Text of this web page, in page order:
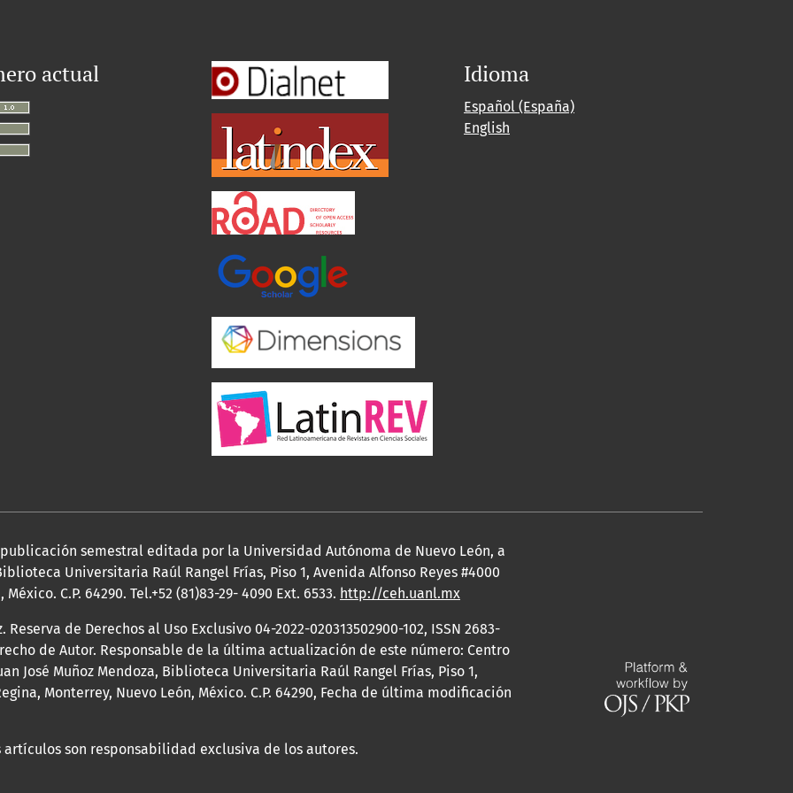
actual Idioma
Español (España)
English
semestral editada por la Universidad Autónoma de Nuevo León, a
Universitaria Raúl Rangel Frías, Piso 1, Avenida Alfonso Reyes #4000
C.P. 64290. Tel.+52 (81)83-29- 4090 Ext. 6533. http://ceh.uanl.mx
de Derechos al Uso Exclusivo 04-2022-020313502900-102, ISSN 2683-
de Autor. Responsable de la última actualización de este número: Centro
José Muñoz Mendoza, Biblioteca Universitaria Raúl Rangel Frías, Piso 1,
Monterrey, Nuevo León, México. C.P. 64290, Fecha de última modificación
son responsabilidad exclusiva de los autores.